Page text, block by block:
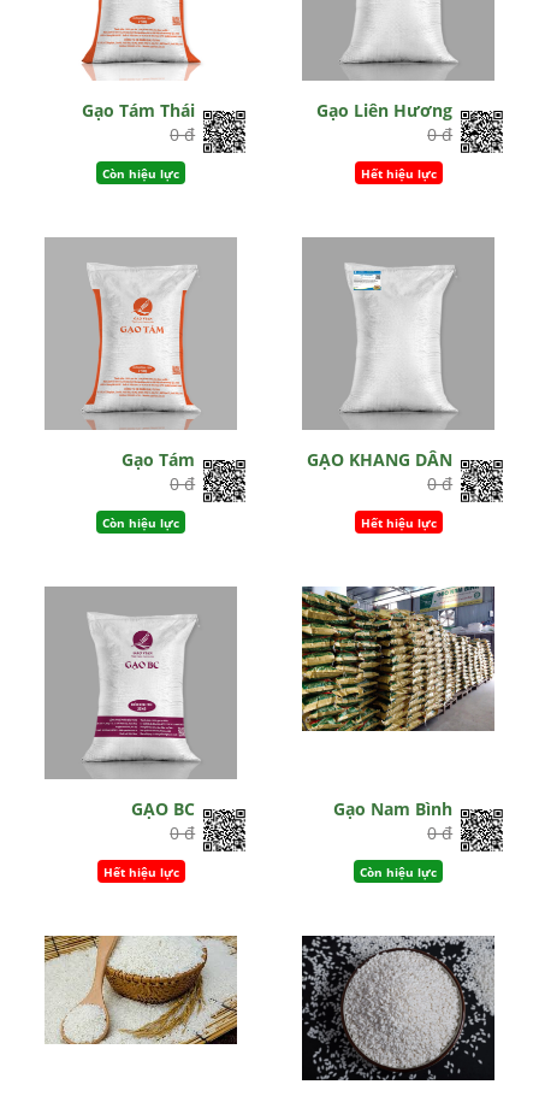
Gạo Tám Thái
0 đ
Còn hiệu lực
Gạo Liên Hương
0 đ
Hết hiệu lực
Gạo Tám
0 đ
Còn hiệu lực
GẠO KHANG DÂN
0 đ
Hết hiệu lực
GẠO BC
0 đ
Hết hiệu lực
Gạo Nam Bình
0 đ
Còn hiệu lực